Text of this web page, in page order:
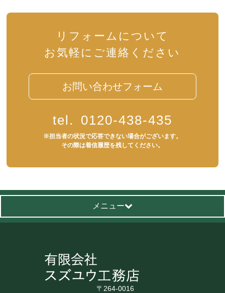
リフォームについて
お気軽にご連絡ください
お問い合わせフォーム
tel. 0120-438-435
※担当者の状況で応答できない場合がございます。
その際は着信履歴を残してください。
メニュー
〒264-0016